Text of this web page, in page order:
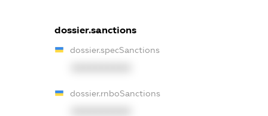
dossier.sanctions
dossier.specSanctions
dossier.rnboSanctions